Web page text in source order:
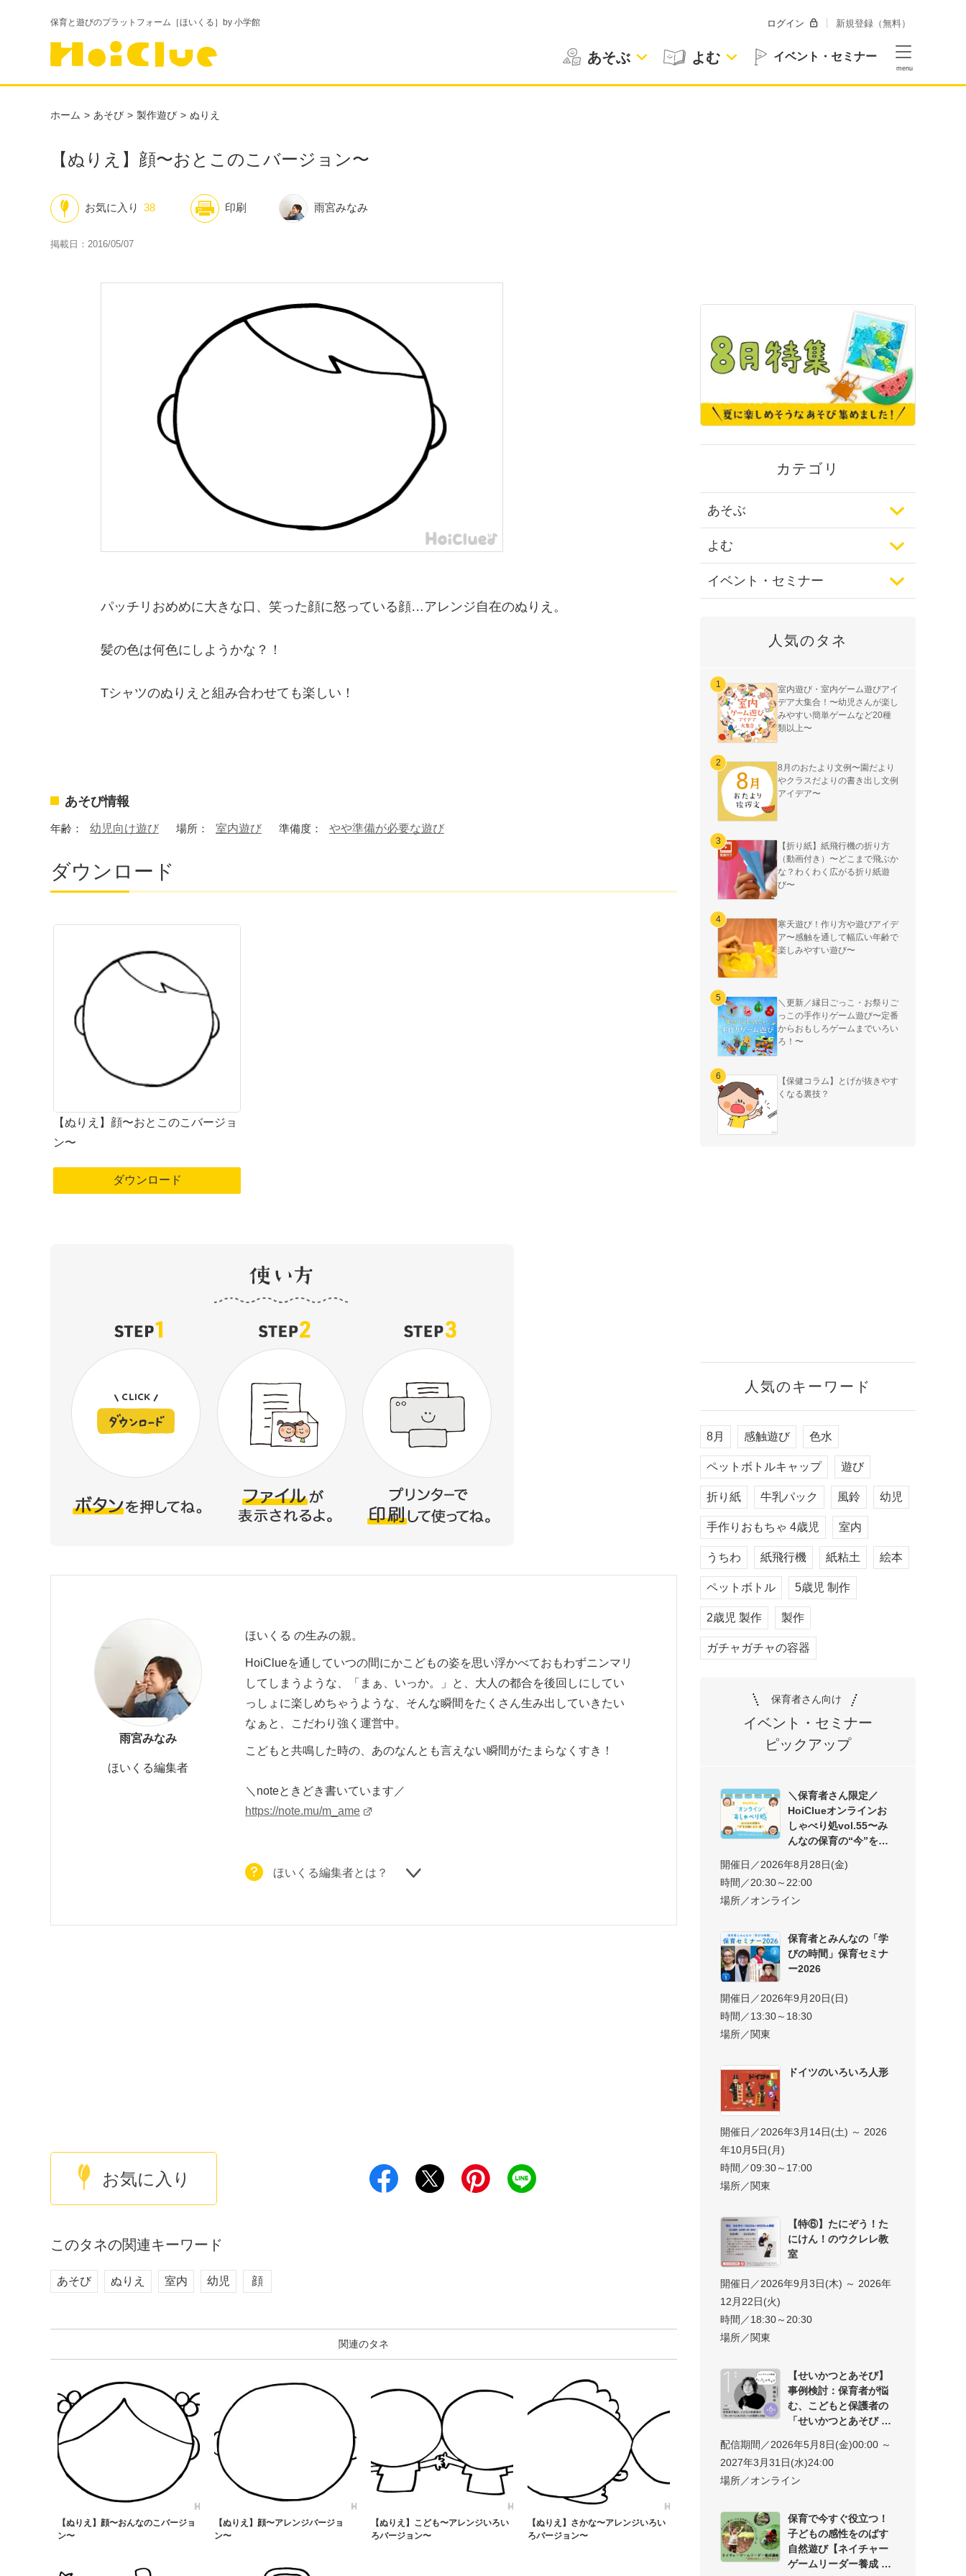
保育と遊びのプラットフォーム［ほいくる］by 小学館
あそぶ よむ イベント・セミナー
ログイン 新規登録（無料）
ホーム あそび 製作遊び ぬりえ
【ぬりえ】顔〜おとこのこバージョン〜
雨宮みなみ
お気に入り 38 印刷
掲載日：2016/05/07
パッチリおめめに大きな口、笑った顔に怒っている顔…アレンジ自在のぬりえ。
髪の色は何色にしようかな？！
Tシャツのぬりえと組み合わせても楽しい！
あそび情報
年齢： 幼児向け遊び 場所： 室内遊び 準備度： やや準備が必要な遊び
ダウンロード
【ぬりえ】顔〜おとこのこバージョ
ン〜
ダウンロード
雨宮みなみ
ほいくる編集者
ほいくる の生みの親。
HoiClueを通していつの間にかこどもの姿を思い浮かべておもわずニンマリ
してしまうような、「まぁ、いっか。」と、大人の都合を後回しにしてい
っしょに楽しめちゃうような、そんな瞬間をたくさん生み出していきたい
なぁと、こだわり強く運営中。
こどもと共鳴した時の、あのなんとも言えない瞬間がたまらなくすき！
＼noteときどき書いています／
https://note.mu/m_ame
ほいくる編集者とは？
お気に入り
このタネの関連キーワード
あそび ぬりえ 室内 幼児 顔
関連のタネ
【ぬりえ】顔〜おんなのこバージョ
ン〜
【ぬりえ】顔〜アレンジバージョ
ン〜
【ぬりえ】こども〜アレンジいろい
ろバージョン〜
【ぬりえ】さかな〜アレンジいろい
ろバージョン〜
カテゴリ
あそぶ
よむ
イベント・セミナー
人気のタネ
室内遊び・室内ゲーム遊びアイ
デア大集合！〜幼児さんが楽し
みやすい簡単ゲームなど20種
類以上〜
8月のおたより文例〜園だより
やクラスだよりの書き出し文例
アイデア〜
【折り紙】紙飛行機の折り方
（動画付き）〜どこまで飛ぶか
な？わくわく広がる折り紙遊
び〜
寒天遊び！作り方や遊びアイデ
ア〜感触を通して幅広い年齢で
楽しみやすい遊び〜
＼更新／縁日ごっこ・お祭りご
っこの手作りゲーム遊び〜定番
からおもしろゲームまでいろい
ろ！〜
【保健コラム】とげが抜きやす
くなる裏技？
人気のキーワード
8月 感触遊び 色水
ペットボトルキャップ 遊び
折り紙 牛乳パック 風鈴 幼児
手作りおもちゃ 4歳児 室内
うちわ 紙飛行機 紙粘土 絵本
ペットボトル 5歳児 制作
2歳児 製作 製作
ガチャガチャの容器
保育者さん向け
イベント・セミナー
ピックアップ
＼保育者さん限定／
HoiClueオンラインお
しゃべり処vol.55〜み
んなの保育の“今”を交
開催日／2026年8月28日(金)
時間／20:30～22:00
場所／オンライン
保育者とみんなの「学
びの時間」保育セミナ
ー2026
開催日／2026年9月20日(日)
時間／13:30～18:30
場所／関東
ドイツのいろいろ人形
開催日／2026年3月14日(土) ～ 2026
年10月5日(月)
時間／09:30～17:00
場所／関東
【特⑥】たにぞう！た
にけん！のウクレレ教
室
開催日／2026年9月3日(木) ～ 2026年
12月22日(火)
時間／18:30～20:30
場所／関東
【せいかつとあそび】
事例検討：保育者が悩
む、こどもと保護者の
「せいかつとあそび
配信期間／2026年5月8日(金)00:00 ～
2027年3月31日(水)24:00
場所／オンライン
保育で今すぐ役立つ！
子どもの感性をのばす
自然遊び【ネイチャー
ゲームリーダー養成